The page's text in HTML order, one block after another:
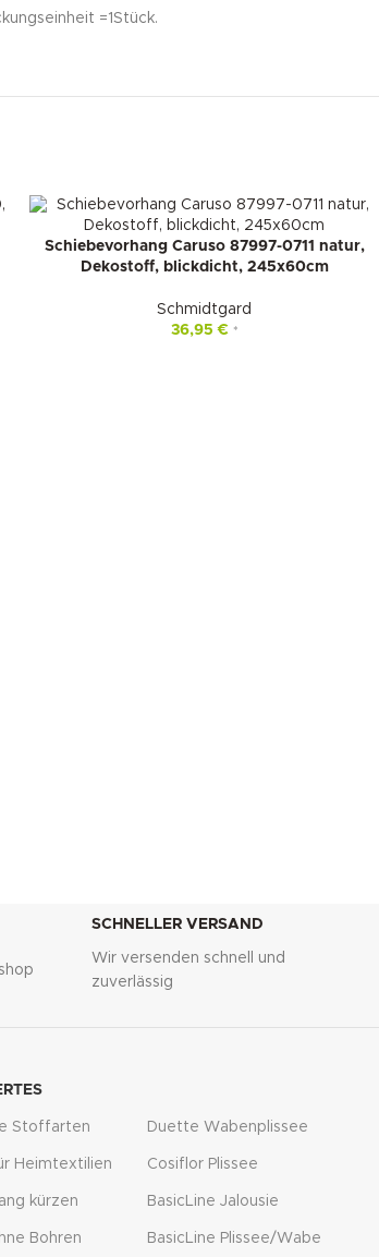
=1Stück.
Schiebevorhang Caruso 87997-0711 natur,
Dekostoff, blickdicht, 245x60cm
Schmidtgard
36,95€ *
SCHNELLER VERSAND
Wir versenden schnell und
zuverlässig
Stoffarten
Heimtextilien
kürzen
Bohren
Duette Wabenplissee
Cosiflor Plissee
BasicLine Jalousie
BasicLine Plissee/Wabe